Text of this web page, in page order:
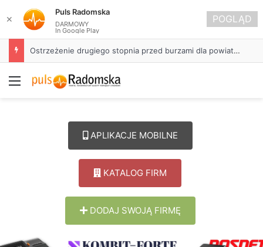
Ostrzeżenie drugiego stopnia przed burzami dla powiatu radomszczańskiego
Menu
APLIKACJE MOBILNE
KATALOG FIRM
DODAJ SWOJĄ FIRMĘ
✕
Puls Radomska
DARMOWY
In Google Play
POGLĄD